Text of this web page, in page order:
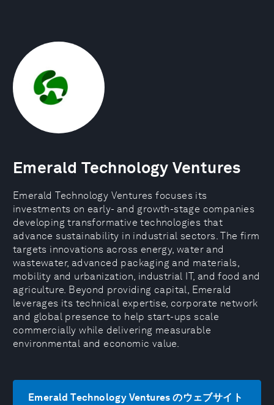
Emerald Technology Ventures
Emerald Technology Ventures focuses its
investments on early- and growth-stage companies
developing transformative technologies that
advance sustainability in industrial sectors. The firm
targets innovations across energy, water and
wastewater, advanced packaging and materials,
mobility and urbanization, industrial IT, and food and
agriculture. Beyond providing capital, Emerald
leverages its technical expertise, corporate network
and global presence to help start-ups scale
commercially while delivering measurable
environmental and economic value.
Emerald Technology Ventures のウェブサイト